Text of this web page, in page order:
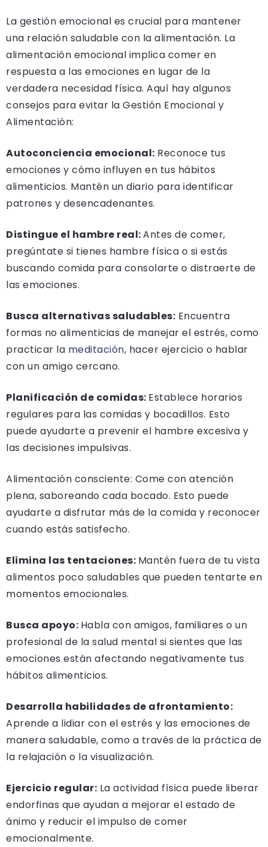
La gestión emocional es crucial para mantener
una relación saludable con la alimentación. La
alimentación emocional implica comer en
respuesta a las emociones en lugar de la
verdadera necesidad física. Aquí hay algunos
consejos para evitar la Gestión Emocional y
Alimentación:
Autoconciencia emocional: Reconoce tus
emociones y cómo influyen en tus hábitos
alimenticios. Mantén un diario para identificar
patrones y desencadenantes.
Distingue el hambre real:Antes de comer,
pregúntate si tienes hambre física o si estás
buscando comida para consolarte o distraerte de
las emociones.
Busca alternativas saludables: Encuentra
formas no alimenticias de manejar el estrés, como
practicar la meditación, hacer ejercicio o hablar
con un amigo cercano.
Planificación de comidas: Establece horarios
regulares para las comidas y bocadillos. Esto
puede ayudarte a prevenir el hambre excesiva y
las decisiones impulsivas.
Alimentación consciente: Come con atención
plena, saboreando cada bocado. Esto puede
ayudarte a disfrutar más de la comida y reconocer
cuando estás satisfecho.
Elimina las tentaciones: Mantén fuera de tu vista
alimentos poco saludables que pueden tentarte en
momentos emocionales.
Busca apoyo: Habla con amigos, familiares o un
profesional de la salud mental si sientes que las
emociones están afectando negativamente tus
hábitos alimenticios.
Desarrolla habilidades de afrontamiento:
Aprende a lidiar con el estrés y las emociones de
manera saludable, como a través de la práctica de
la relajación o la visualización.
Ejercicio regular: La actividad física puede liberar
endorfinas que ayudan a mejorar el estado de
ánimo y reducir el impulso de comer
emocionalmente.